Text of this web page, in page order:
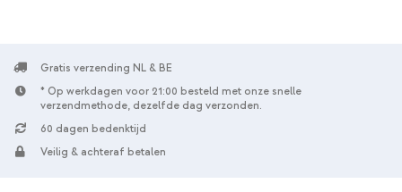
Gratis verzending NL & BE
* Op werkdagen voor 21:00 besteld met onze snelle
verzendmethode, dezelfde dag verzonden.
60 dagen bedenktijd
Veilig & achteraf betalen